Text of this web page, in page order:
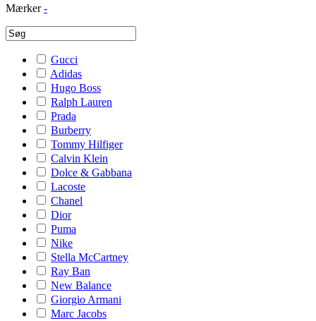
Mærker -
Gucci
Adidas
Hugo Boss
Ralph Lauren
Prada
Burberry
Tommy Hilfiger
Calvin Klein
Dolce & Gabbana
Lacoste
Chanel
Dior
Puma
Nike
Stella McCartney
Ray Ban
New Balance
Giorgio Armani
Marc Jacobs